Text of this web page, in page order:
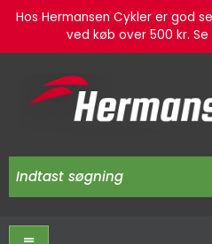
Hos Hermansen Cykler er god
ved køb over 500 kr. Se